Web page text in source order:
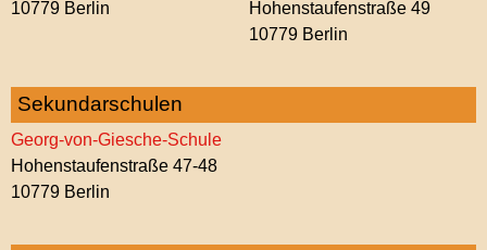
10779 Berlin
Hohenstaufenstraße 49
10779 Berlin
Sekundarschulen
Georg-von-Giesche-Schule
Hohenstaufenstraße 47-48
10779 Berlin